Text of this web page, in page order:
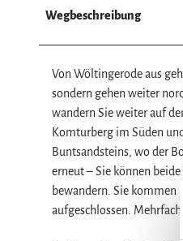
Wegbeschreibung
Von Wöltingerode aus
sondern gehen weiter
wandern Sie weiter auf
Komturberg im Süden
Buntsandsteins, wo der
erneut – Sie können
bewandern. Sie kommen
aufgeschlossen. Mehrfach